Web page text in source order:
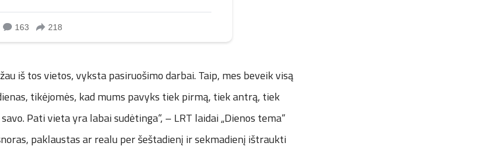
iš tos vietos, vyksta pasiruošimo darbai. Taip, mes beveik visą
tikėjomės, kad mums pavyks tiek pirmą, tiek antrą, tiek
Pati vieta yra labai sudėtinga“, – LRT laidai „Dienos tema“
paklaustas ar realu per šeštadienį ir sekmadienį ištraukti